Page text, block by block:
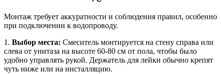
Монтаж требует аккуратности и соблюдения правил, особенно
при подключении к водопроводу.
1. Выбор места: Смеситель монтируется на стену справа или
слева от унитаза на высоте 60-80 см от пола, чтобы было
удобно управлять рукой. Держатель для лейки обычно крепят
чуть ниже или на инсталляцию.